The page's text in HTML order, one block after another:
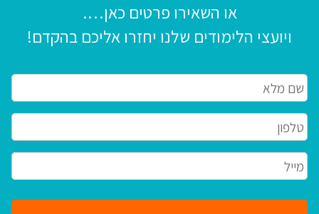
או השאירו פרטים כאן….
ויועצי הלימודים שלנו יחזרו אליכם בהקדם!
שם
מלא*
Phone
מייל